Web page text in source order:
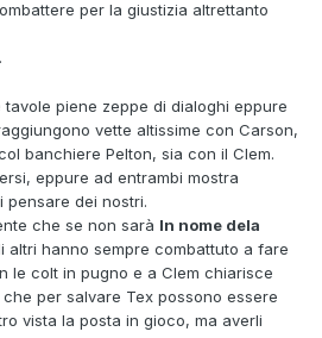
per la giustizia altrettanto
tavole piene zeppe di dialoghi eppure
vette altissime con Carson,
banchiere Pelton, sia con il Clem.
eppure ad entrambi mostra
pensare dei nostri.
che se non sarà In nome dela
altri hanno sempre combattuto a fare
le colt in pugno e a Clem chiarisce
per salvare Tex possono essere
vista la posta in gioco, ma averli